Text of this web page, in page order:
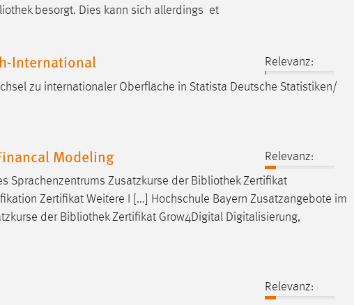
besorgt. Dies kann sich allerdings et
International
Relevanz:
zu internationaler Oberfläche in Statista Deutsche Statistiken/
Modeling
Relevanz:
Sprachenzentrums Zusatzkurse der BibliothekZertifikat
Zertifikat Weitere I [...] Hochschule Bayern Zusatzangebote im
der BibliothekZertifikat Grow4Digital Digitalisierung,
Relevanz: